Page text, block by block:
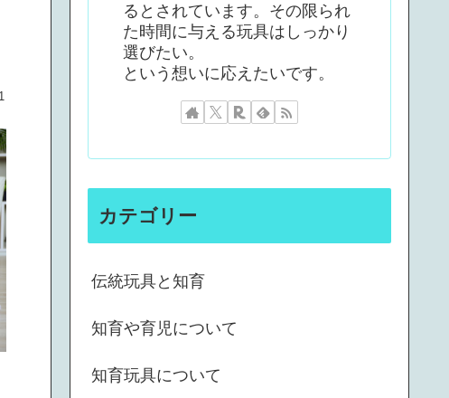
るとされています。その限られ
た時間に与える玩具はしっかり
選びたい。
という想いに応えたいです。
カテゴリー
伝統玩具と知育
知育や育児について
知育玩具について